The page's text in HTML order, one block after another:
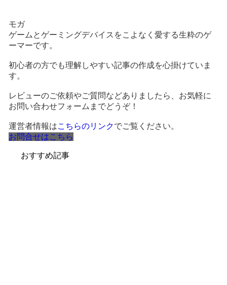
モガ
ゲームとゲーミングデバイスをこよなく愛する生粋のゲ
ーマーです。
初心者の方でも理解しやすい記事の作成を心掛けていま
す。
レビューのご依頼やご質問などありましたら、お気軽に
お問い合わせフォームまでどうぞ！
運営者情報はこちらのリンクでご覧ください。
お問合せはこちら
おすすめ記事